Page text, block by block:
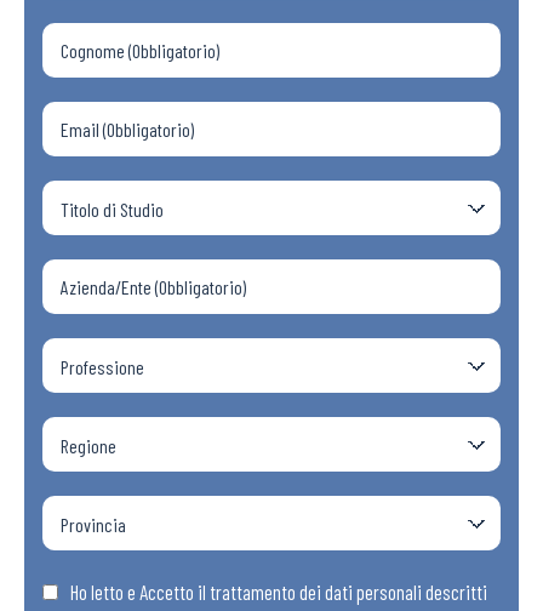
Ho letto e Accetto il trattamento dei dati personali descritti